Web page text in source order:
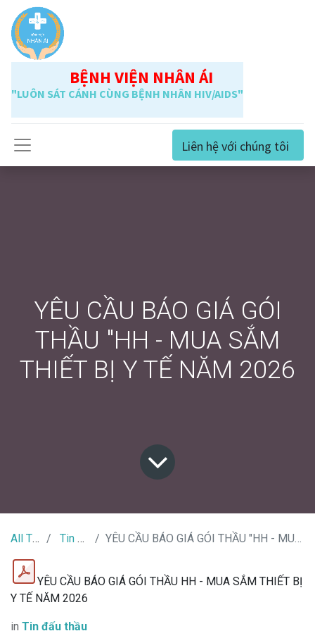
BỆNH VIỆN NHÂN ÁI
"LUÔN SÁT CÁNH CÙNG BỆNH NHÂN HIV/AIDS"
Liên hệ với chúng tôi
YÊU CẦU BÁO GIÁ GÓI
THẦU "HH - MUA SẮM
THIẾT BỊ Y TẾ NĂM 2026
All Tin Tức Tin đấu thầu YÊU CẦU BÁO GIÁ GÓI THẦU "HH - MUA SẮM THIẾT BỊ Y TẾ NĂM 2026
YÊU CẦU BÁO GIÁ GÓI THẦU HH - MUA SẮM THIẾT BỊ
Y TẾ NĂM 2026
in Tin đấu thầu